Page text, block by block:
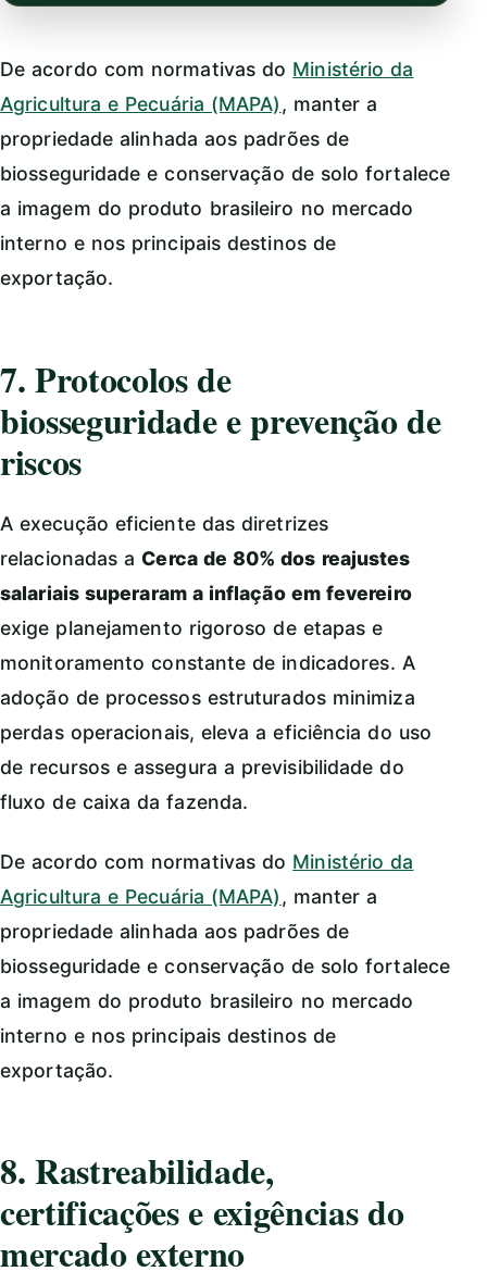
De acordo com normativas do Ministério da
Agricultura e Pecuária (MAPA), manter a
propriedade alinhada aos padrões de
biosseguridade e conservação de solo fortalece
a imagem do produto brasileiro no mercado
interno e nos principais destinos de
exportação.
7. Protocolos de
biosseguridade e prevenção de
riscos
A execução eficiente das diretrizes
relacionadas aCerca de 80% dos reajustes
salariais superaram a inflação em fevereiro
exige planejamento rigoroso de etapas e
monitoramento constante de indicadores. A
adoção de processos estruturados minimiza
perdas operacionais, eleva a eficiência do uso
de recursos e assegura a previsibilidade do
fluxo de caixa da fazenda.
De acordo com normativas do Ministério da
Agricultura e Pecuária (MAPA), manter a
propriedade alinhada aos padrões de
biosseguridade e conservação de solo fortalece
a imagem do produto brasileiro no mercado
interno e nos principais destinos de
exportação.
8. Rastreabilidade,
certificações e exigências do
mercado externo